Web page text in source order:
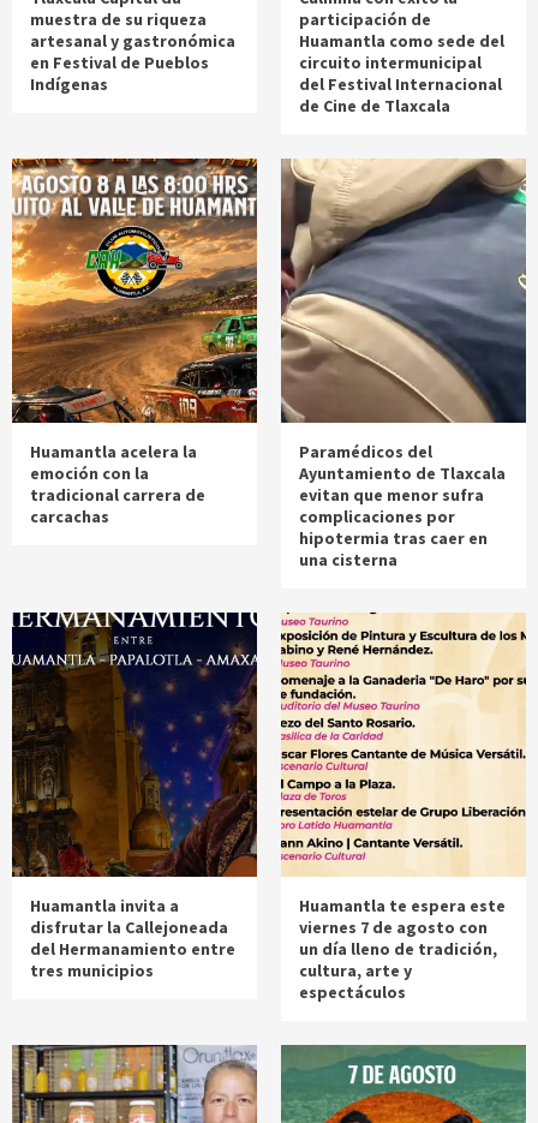
muestra de su riqueza
artesanal y gastronómica
en Festival de Pueblos
Indígenas
participación de
Huamantla como sede del
circuito intermunicipal
del Festival Internacional
de Cine de Tlaxcala
Huamantla acelera la
emoción con la
tradicional carrera de
carcachas
Paramédicos del
Ayuntamiento de Tlaxcala
evitan que menor sufra
complicaciones por
hipotermia tras caer en
una cisterna
Huamantla invita a
disfrutar la Callejoneada
del Hermanamiento entre
tres municipios
Huamantla te espera este
viernes 7 de agosto con
un día lleno de tradición,
cultura, arte y
espectáculos